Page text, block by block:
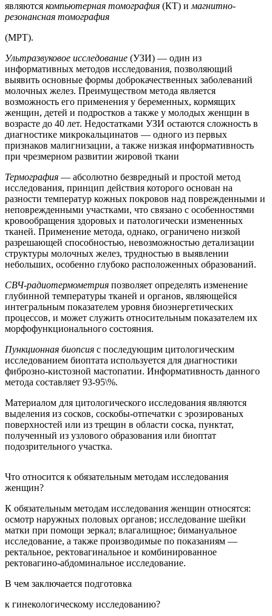
являются компьютерная томография (КТ) и магнитно-
резонансная томография
(МРТ).
Ультразвуковое исследование (УЗИ) — один из
информативных методов исследования, позволяющий
выявить основные формы доброкачественных заболеваний
молочных желез. Преимуществом метода является
возможность его применения у беременных, кормящих
женщин, детей и подростков а также у молодых женщин в
возрасте до 40 лет. Недостатками УЗИ остаются сложность в
диагностике микрокальцинатов — одного из первых
признаков малигнизации, а также низкая информативность
при чрезмерном развитии жировой ткани
Термография — абсолютно безвредный и простой метод
исследования, принцип действия которого основан на
разности температур кожных покровов над поврежденными и
неповрежденными участками, что связано с особенностями
кровообращения здоровых и патологически измененных
тканей. Применение метода, однако, ограничено низкой
разрешающей способностью, невозможностью детализации
структуры молочных желез, трудностью в выявлении
небольших, особенно глубоко расположенных образований.
СВЧ-радиотермометрия позволяет определять изменение
глубинной температуры тканей и органов, являющейся
интегральным показателем уровня биоэнергетических
процессов, и может служить относительным показателем их
морфофункционального состояния.
Пункционная биопсия с последующим цитологическим
исследованием биоптата используется для диагностики
фиброзно-кистозной мастопатии. Информативность данного
метода составляет 93-95\%.
Материалом для цитологического исследования являются
выделения из сосков, соскобы-отпечатки с эрозированых
поверхностей или из трещин в области соска, пунктат,
полученный из узлового образования или биоптат
подозрительного участка.
Что относится к обязательным методам исследования
женщин?
К обязательным методам исследования женщин относятся:
осмотр наружных половых органов; исследование шейки
матки при помощи зеркал; влагалищное; бимануальное
исследование, а также производимые по показаниям —
ректальное, ректовагинальное и комбинированное
ректовагино-абдоминальное исследование.
В чем заключается подготовка
к гинекологическому исследованию?